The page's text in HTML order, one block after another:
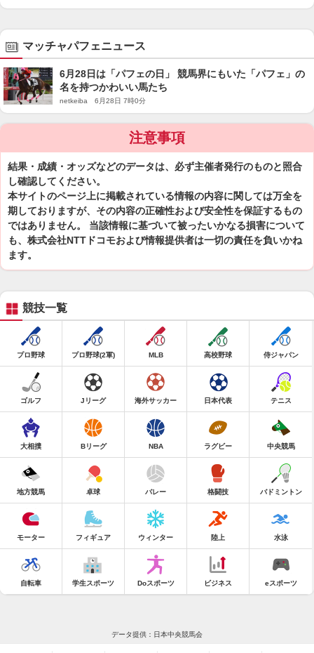
マッチャパフェニュース
6月28日は「パフェの日」 競馬界にもいた「パフェ」の
名を持つかわいい馬たち
netkeiba 6月28日 7時0分
注意事項
結果・成績・オッズなどのデータは、必ず主催者発行のものと照合
し確認してください。
本サイトのページ上に掲載されている情報の内容に関しては万全を
期しておりますが、その内容の正確性および安全性を保証するもの
ではありません。 当該情報に基づいて被ったいかなる損害について
も、株式会社NTTドコモおよび情報提供者は一切の責任を負いかね
ます。
競技一覧
プロ野球 プロ野球(2軍) MLB 高校野球 侍ジャパン
ゴルフ Jリーグ 海外サッカー 日本代表 テニス
大相撲 Bリーグ NBA ラグビー 中央競馬
地方競馬 卓球 バレー 格闘技 バドミントン
モーター フィギュア ウィンター 陸上 水泳
自転車 学生スポーツ Doスポーツ ビジネス eスポーツ
データ提供：日本中央競馬会